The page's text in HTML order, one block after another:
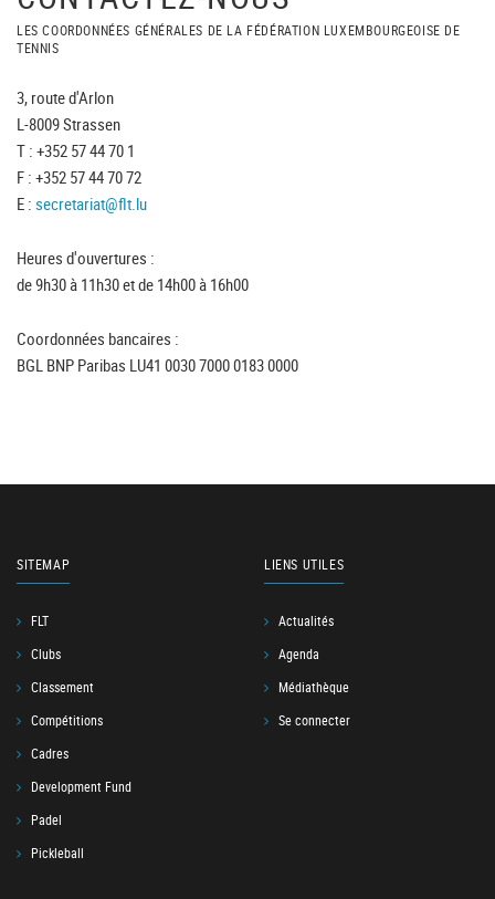
LES COORDONNÉES GÉNÉRALES DE LA FÉDÉRATION LUXEMBOURGEOISE DE
TENNIS
3, route d'Arlon
L-8009 Strassen
T : +352 57 44 70 1
F : +352 57 44 70 72
E : secretariat@flt.lu
Heures d'ouvertures :
de 9h30 à 11h30 et de 14h00 à 16h00
Coordonnées bancaires :
BGL BNP Paribas LU41 0030 7000 0183 0000
SITEMAP
FLT
Clubs
Classement
Compétitions
Cadres
Development Fund
Padel
Pickleball
LIENS UTILES
Actualités
Agenda
Médiathèque
Se connecter